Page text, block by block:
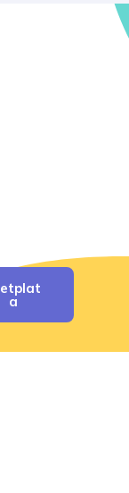
A